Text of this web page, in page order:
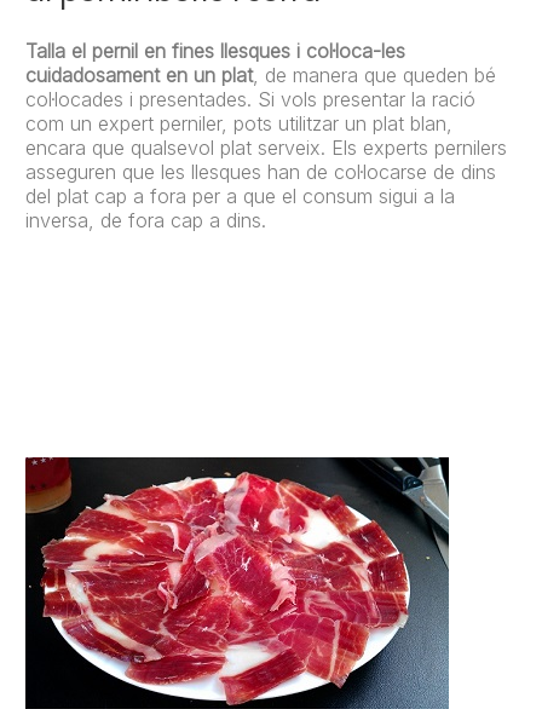
Talla el pernil en fines llesques i col·loca-les
cuidadosament en un plat, de manera que queden bé
col·locades i presentades. Si vols presentar la ració
com un expert perniler, pots utilitzar un plat blan,
encara que qualsevol plat serveix. Els experts pernilers
asseguren que les llesques han de col·locarse de dins
del plat cap a fora per a que el consum sigui a la
inversa, de fora cap a dins.